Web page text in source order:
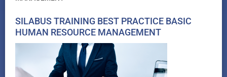
SILABUS TRAINING BEST PRACTICE BASIC
HUMAN RESOURCE MANAGEMENT